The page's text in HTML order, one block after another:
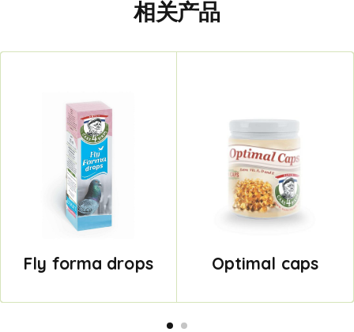
相关产品
Fly forma drops Optimal caps